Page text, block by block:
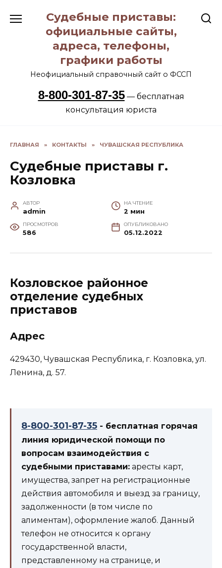
содержанию
Судебные приставы:
официальные сайты,
адреса, телефоны,
графики работы
Неофициальный справочный сайт о ФССП
8-800-301-87-35— бесплатная
консультация юриста
ГЛАВНАЯ » КОНТАКТЫ » ЧУВАШСКАЯ РЕСПУБЛИКА
Судебные приставы г.
Козловка
АВТОР
admin
НА ЧТЕНИЕ
2 мин
ПРОСМОТРОВ
586
ОПУБЛИКОВАНО
05.12.2022
Козловское районное
отделение судебных
приставов
Адрес
429430, Чувашская Республика, г. Козловка, ул.
Ленина, д. 57.
8-800-301-87-35 - бесплатная горячая
линия юридической помощи по
вопросам взаимодействия с
судебными приставами: аресты карт,
имущества, запрет на регистрационные
действия автомобиля и выезд за границу,
задолженности (в том числе по
алиментам), оформление жалоб. Данный
телефон не относится к органу
государственной власти,
представленному на странице, и